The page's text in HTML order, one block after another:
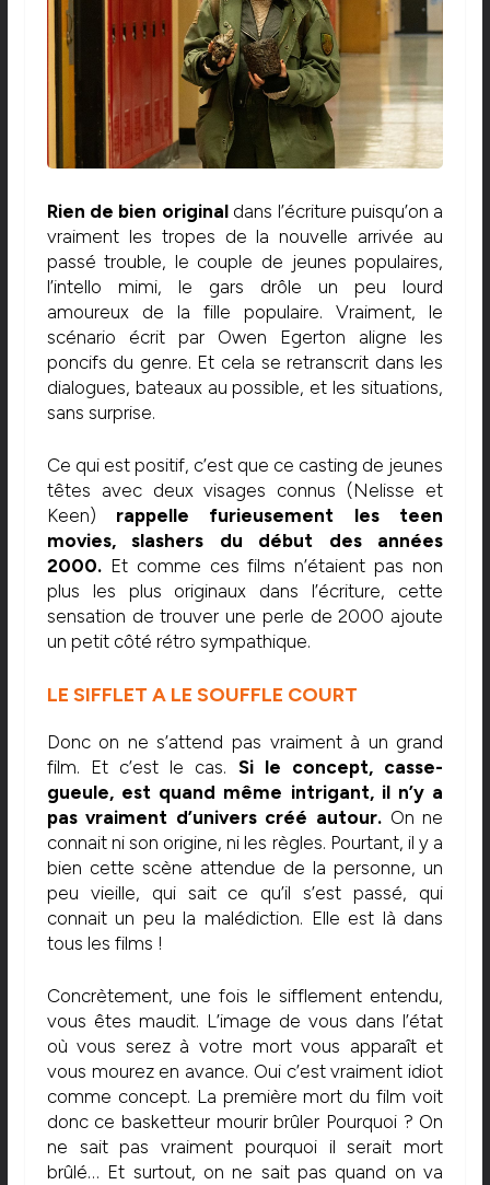
Rien de bien originaldans l’écriture puisqu’on a
vraiment les tropes de la nouvelle arrivée au
passé trouble, le couple de jeunes populaires,
l’intello mimi, le gars drôle un peu lourd
amoureux de la fille populaire. Vraiment, le
scénario écrit par Owen Egerton aligne les
poncifs du genre. Et cela se retranscrit dans les
dialogues, bateaux au possible, et les situations,
sans surprise.
Ce qui est positif, c’est que ce casting de jeunes
têtes avec deux visages connus (Nelisse et
Keen) rappelle furieusement les teen
movies, slashers du début des années
2000.Et comme ces films n’étaient pas non
plus les plus originaux dans l’écriture, cette
sensation de trouver une perle de 2000 ajoute
un petit côté rétro sympathique.
LE SIFFLET A LE SOUFFLE COURT
Donc on ne s’attend pas vraiment à un grand
film. Et c’est le cas. Si le concept, casse-
gueule, est quand même intrigant, il n’y a
pas vraiment d’univers créé autour. On ne
connait ni son origine, ni les règles. Pourtant, il y a
bien cette scène attendue de la personne, un
peu vieille, qui sait ce qu’il s’est passé, qui
connait un peu la malédiction. Elle est là dans
tous les films !
Concrètement, une fois le sifflement entendu,
vous êtes maudit. L’image de vous dans l’état
où vous serez à votre mort vous apparaît et
vous mourez en avance. Oui c’est vraiment idiot
comme concept. La première mort du film voit
donc ce basketteur mourir brûler Pourquoi ? On
ne sait pas vraiment pourquoi il serait mort
brûlé… Et surtout, on ne sait pas quand on va